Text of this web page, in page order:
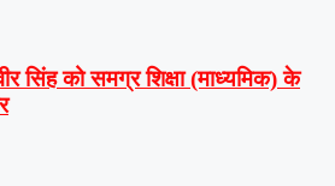
सिंह को समग्र शिक्षा (माध्यमिक) के